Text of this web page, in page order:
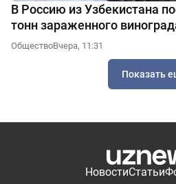
В Россию из Узбекистана
тонн зараженного
ОбществоВчера, 11:31
Показать
НовостиСтатьи